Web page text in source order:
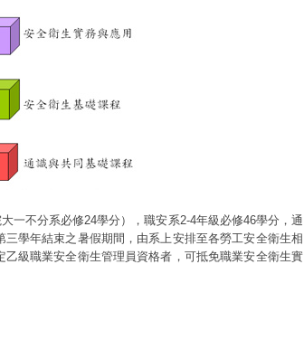
一不分系必修24學分），職安系2-4年級必修46學分，通
學年結束之暑假期間，由系上安排至各勞工安全衛生相
級職業安全衛生管理員資格者，可抵免職業安全衛生實